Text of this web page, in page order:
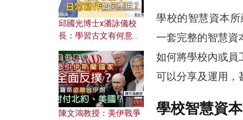
學校的智慧資本
一套完整的智慧資
如何將學校內或員
可以分享及運用，
學校智慧資
邱國光博士x潘詠儀校
長：學習古文有何意
文之美？ 日常寫作如何
應用？
陳文鴻教授：美伊戰爭